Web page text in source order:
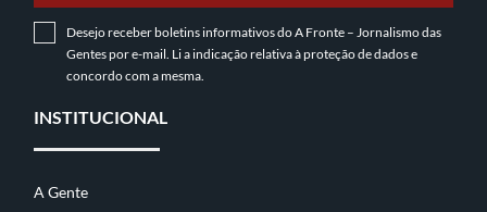
Desejo receber boletins informativos do A Fronte – Jornalismo das
Gentes por e-mail. Li a indicação relativa àproteção de dadose
concordo com a mesma.
INSTITUCIONAL
A Gente